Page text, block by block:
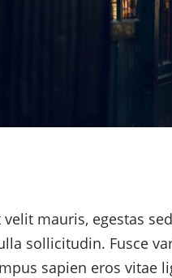
velit mauris, egestas
sollicitudin. Fusce
sapien eros vitae